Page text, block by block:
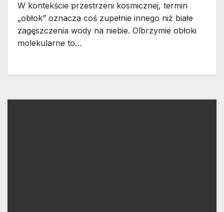
W kontekście przestrzeni kosmicznej, termin
„obłok” oznacza coś zupełnie innego niż białe
zagęszczenia wody na niebie. Olbrzymie obłoki
molekularne to…